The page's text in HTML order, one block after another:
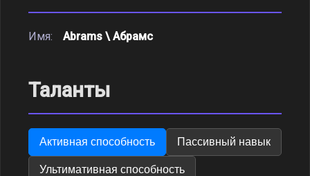
Имя: Abrams \ Абрамс
Таланты
Активная способность Пассивный навык
Ультимативная способность